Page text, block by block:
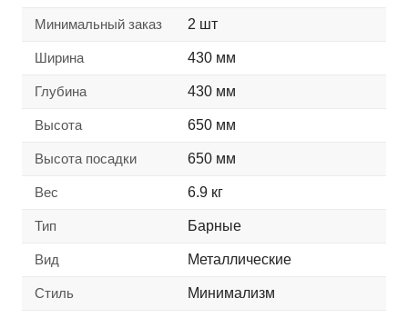
Минимальный заказ 2 шт
Ширина 430 мм
Глубина 430 мм
Высота 650 мм
Высота посадки 650 мм
Вес 6.9 кг
Тип Барные
Вид Металлические
Стиль Минимализм